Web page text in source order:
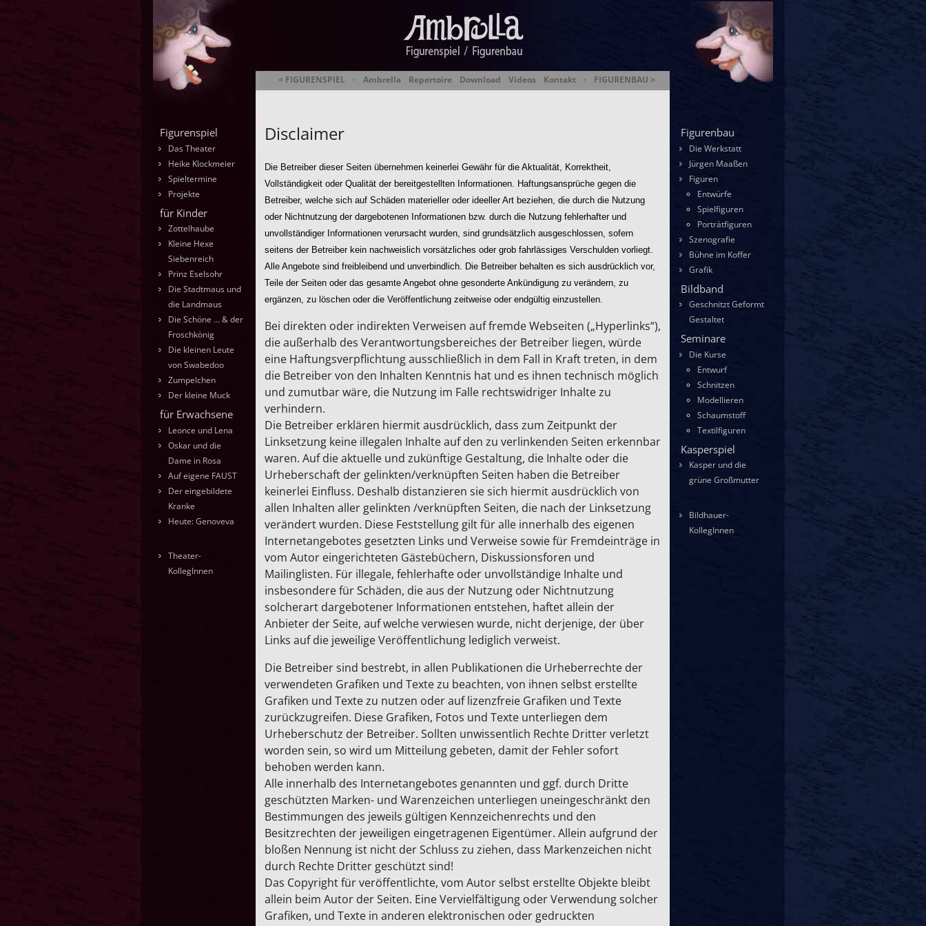
< FIGURENSPIEL · Ambrella Repertoire Download Videos Kontakt · FIGURENBAU >
Ambrella Figurentheater & Figurenbau
Disclaimer
Die Betreiber dieser Seiten übernehmen keinerlei Gewähr für die Aktualität, Korrektheit,
Vollständigkeit oder Qualität der bereitgestellten Informationen. Haftungsansprüche gegen die
Betreiber, welche sich auf Schäden materieller oder ideeller Art beziehen, die durch die Nutzung
oder Nichtnutzung der dargebotenen Informationen bzw. durch die Nutzung fehlerhafter und
unvollständiger Informationen verursacht wurden, sind grundsätzlich ausgeschlossen, sofern
seitens der Betreiber kein nachweislich vorsätzliches oder grob fahrlässiges Verschulden vorliegt.
Alle Angebote sind freibleibend und unverbindlich. Die Betreiber behalten es sich ausdrücklich vor,
Teile der Seiten oder das gesamte Angebot ohne gesonderte Ankündigung zu verändern, zu
ergänzen, zu löschen oder die Veröffentlichung zeitweise oder endgültig einzustellen.
Bei direkten oder indirekten Verweisen auf fremde Webseiten („Hyperlinks“),
die außerhalb des Verantwortungsbereiches der Betreiber liegen, würde
eine Haftungsverpflichtung ausschließlich in dem Fall in Kraft treten, in dem
die Betreiber von den Inhalten Kenntnis hat und es ihnen technisch möglich
und zumutbar wäre, die Nutzung im Falle rechtswidriger Inhalte zu
verhindern.
Die Betreiber erklären hiermit ausdrücklich, dass zum Zeitpunkt der
Linksetzung keine illegalen Inhalte auf den zu verlinkenden Seiten erkennbar
waren. Auf die aktuelle und zukünftige Gestaltung, die Inhalte oder die
Urheberschaft der gelinkten/verknüpften Seiten haben die Betreiber
keinerlei Einfluss. Deshalb distanzieren sie sich hiermit ausdrücklich von
allen Inhalten aller gelinkten /verknüpften Seiten, die nach der Linksetzung
verändert wurden. Diese Feststellung gilt für alle innerhalb des eigenen
Internetangebotes gesetzten Links und Verweise sowie für Fremdeinträge in
vom Autor eingerichteten Gästebüchern, Diskussionsforen und
Mailinglisten. Für illegale, fehlerhafte oder unvollständige Inhalte und
insbesondere für Schäden, die aus der Nutzung oder Nichtnutzung
solcherart dargebotener Informationen entstehen, haftet allein der
Anbieter der Seite, auf welche verwiesen wurde, nicht derjenige, der über
Links auf die jeweilige Veröffentlichung lediglich verweist.
Die Betreiber sind bestrebt, in allen Publikationen die Urheberrechte der
verwendeten Grafiken und Texte zu beachten, von ihnen selbst erstellte
Grafiken und Texte zu nutzen oder auf lizenzfreie Grafiken und Texte
zurückzugreifen. Diese Grafiken, Fotos und Texte unterliegen dem
Urheberschutz der Betreiber. Sollten unwissentlich Rechte Dritter verletzt
worden sein, so wird um Mitteilung gebeten, damit der Fehler sofort
behoben werden kann.
Alle innerhalb des Internetangebotes genannten und ggf. durch Dritte
geschützten Marken- und Warenzeichen unterliegen uneingeschränkt den
Bestimmungen des jeweils gültigen Kennzeichenrechts und den
Besitzrechten der jeweiligen eingetragenen Eigentümer. Allein aufgrund der
bloßen Nennung ist nicht der Schluss zu ziehen, dass Markenzeichen nicht
durch Rechte Dritter geschützt sind!
Das Copyright für veröffentlichte, vom Autor selbst erstellte Objekte bleibt
allein beim Autor der Seiten. Eine Vervielfältigung oder Verwendung solcher
Grafiken, und Texte in anderen elektronischen oder gedruckten
Figurenspiel
Das Theater
Heike Klockmeier
Spieltermine
Projekte
für Kinder
Zottelhaube
Kleine Hexe
Siebenreich
Prinz Eselsohr
Die Stadtmaus und
die Landmaus
Die Schöne … & der
Froschkönig
Die kleinen Leute
von Swabedoo
Zumpelchen
Der kleine Muck
für Erwachsene
Leonce und Lena
Oskar und die
Dame in Rosa
Auf eigene FAUST
Der eingebildete
Kranke
Heute: Genoveva
Theater-
KollegInnen
Figurenbau
Die Werkstatt
Jürgen Maaßen
Figuren
Entwürfe
Spielfiguren
Porträtfiguren
Szenografie
Bühne im Koffer
Grafik
Bildband
Geschnitzt Geformt
Gestaltet
Seminare
Die Kurse
Entwurf
Schnitzen
Modellieren
Schaumstoff
Textilfiguren
Kasperspiel
Kasper und die
grüne Großmutter
Bildhauer-
KollegInnen